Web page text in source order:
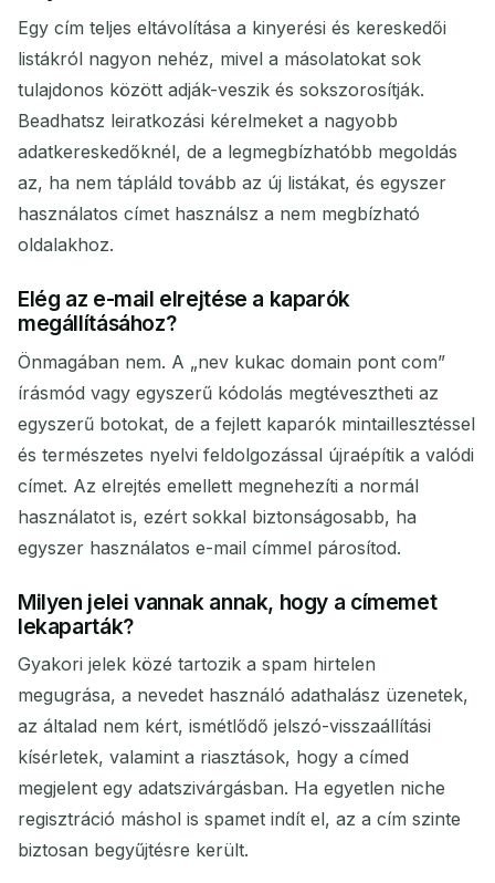
Egy cím teljes eltávolítása a kinyerési és kereskedői
listákról nagyon nehéz, mivel a másolatokat sok
tulajdonos között adják-veszik és sokszorosítják.
Beadhatsz leiratkozási kérelmeket a nagyobb
adatkereskedőknél, de a legmegbízhatóbb megoldás
az, ha nem tápláld tovább az új listákat, és egyszer
használatos címet használsz a nem megbízható
oldalakhoz.
Elég az e-mail elrejtése a kaparók
megállításához?
Önmagában nem. A „nev kukac domain pont com”
írásmód vagy egyszerű kódolás megtévesztheti az
egyszerű botokat, de a fejlett kaparók mintaillesztéssel
és természetes nyelvi feldolgozással újraépítik a valódi
címet. Az elrejtés emellett megnehezíti a normál
használatot is, ezért sokkal biztonságosabb, ha
egyszer használatos e-mail címmel párosítod.
Milyen jelei vannak annak, hogy a címemet
lekaparták?
Gyakori jelek közé tartozik a spam hirtelen
megugrása, a nevedet használó adathalász üzenetek,
az általad nem kért, ismétlődő jelszó-visszaállítási
kísérletek, valamint a riasztások, hogy a címed
megjelent egy adatszivárgásban. Ha egyetlen niche
regisztráció máshol is spamet indít el, az a cím szinte
biztosan begyűjtésre került.